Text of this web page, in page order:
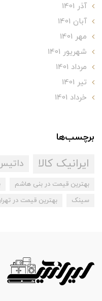
آذر 1401
آبان 1401
مهر 1401
شهریور 1401
مرداد 1401
تير 1401
خرداد 1401
برچسب‌ها
ایرانیک کالا
بهترین قیمت در بنی هاشم
سینک
بهترین قیمت در